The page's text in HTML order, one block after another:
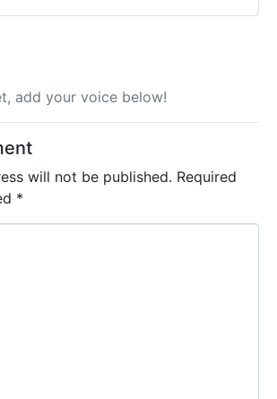
add your voice below!
will not be published. Required
*